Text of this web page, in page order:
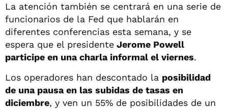
La atención también se centrará en una serie de
funcionarios de la Fed que hablarán en
diferentes conferencias esta semana, y se
espera que el presidente Jerome Powell
participe en una charla informal el viernes.
Los operadores han descontado la posibilidad
de una pausa en las subidas de tasas en
diciembre, y ven un 55% de posibilidades de un